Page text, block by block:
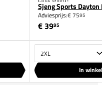
Sjeng Sports Dayton
Adviesprijs:€ 7595
€ 3995
In